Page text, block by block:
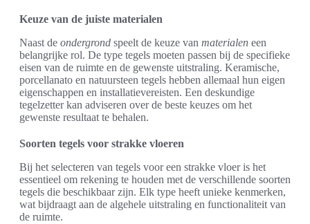
Keuze van de juiste materialen
Naast de ondergrond speelt de keuze van materialen een
belangrijke rol. De type tegels moeten passen bij de specifieke
eisen van de ruimte en de gewenste uitstraling. Keramische,
porcellanato en natuursteen tegels hebben allemaal hun eigen
eigenschappen en installatievereisten. Een deskundige
tegelzetter kan adviseren over de beste keuzes om het
gewenste resultaat te behalen.
Soorten tegels voor strakke vloeren
Bij het selecteren van tegels voor een strakke vloer is het
essentieel om rekening te houden met de verschillende soorten
tegels die beschikbaar zijn. Elk type heeft unieke kenmerken,
wat bijdraagt aan de algehele uitstraling en functionaliteit van
de ruimte.